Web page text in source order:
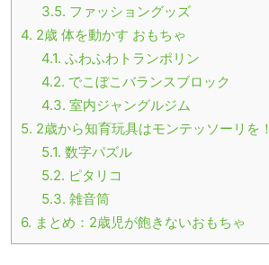
3.5. ファッショングッズ
4. 2歳 体を動かす おもちゃ
4.1. ふわふわトランポリン
4.2. でこぼこバランスブロック
4.3. 室内ジャングルジム
5. 2歳から知育玩具はモンテッソーリを！
5.1. 数字パズル
5.2. ピタリコ
5.3. 雑音筒
6. まとめ：2歳児が飽きないおもちゃ